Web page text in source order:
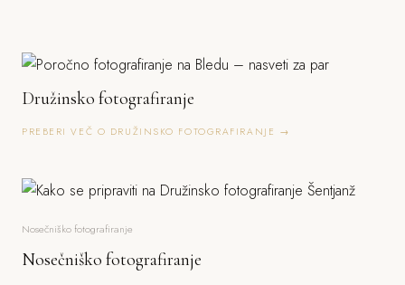
Družinsko fotografiranje
PREBERI VEČ O DRUŽINSKO FOTOGRAFIRANJE →
Nosečniško fotografiranje
Nosečniško fotografiranje